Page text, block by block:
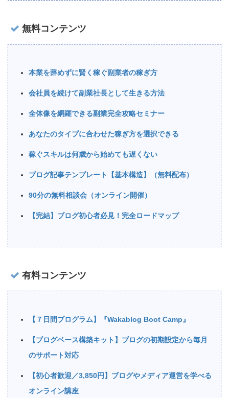
無料コンテンツ
本業を辞めずに賢く稼ぐ副業者の稼ぎ方
会社員を続けて副業社長として生きる方法
全体像を網羅できる副業完全攻略セミナー
あなたのタイプに合わせた稼ぎ方を選択できる
稼ぐスキルは何歳から始めても遅くない
ブログ記事テンプレート【基本構造】（無料配布）
90分の無料相談会（オンライン開催）
【完結】ブログ初心者必見！完全ロードマップ
有料コンテンツ
【７日間プログラム】『Wakablog Boot Camp』
【ブログベース構築キット】ブログの初期設定から毎月
のサポート対応
【初心者歓迎／3,850円】ブログやメディア運営を学べる
オンライン講座